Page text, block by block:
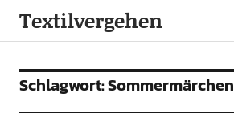
Textilvergehen
Schlagwort:Sommermärchen